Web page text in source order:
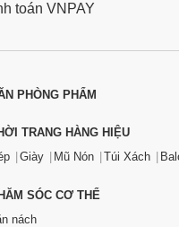
toán VNPAY
PHÒNG PHẨM
TRANG HÀNG HIỆU
Giày Mũ Nón Túi Xách
SÓC CƠ THỂ
nách